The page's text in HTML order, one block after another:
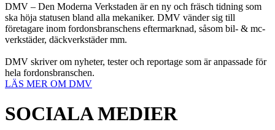
DMV – Den Moderna Verkstaden är en ny och fräsch tidning som
ska höja statusen bland alla mekaniker. DMV vänder sig till
företagare inom fordonsbranschens eftermarknad, såsom bil- & mc-
verkstäder, däckverkstäder mm.
DMV skriver om nyheter, tester och reportage som är anpassade för
hela fordonsbranschen.
LÄS MER OM DMV
SOCIALA MEDIER